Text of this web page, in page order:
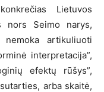
Lietuvos
nors Seimo narys,
artikuliuoti
interpretacija”,
efektų rūšys”,
arba skaitė,